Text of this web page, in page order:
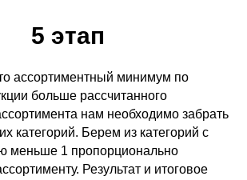
5 этап
ассортиментный минимум по
больше рассчитанного
нам необходимо забрать
категорий. Берем из категорий с
меньше 1 пропорционально
Результат и итоговое